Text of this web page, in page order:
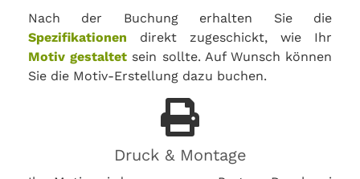
Nach der Buchung erhalten Sie die
Spezifikationen direkt zugeschickt, wie Ihr
Motiv gestaltet sein sollte. Auf Wunsch können
Sie die Motiv-Erstellung dazu buchen.
Druck & Montage